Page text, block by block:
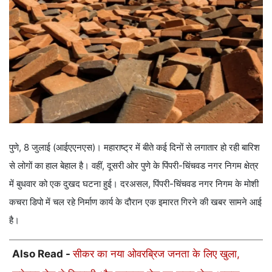
पुणे, 8 जुलाई (आईएएनएस)। महाराष्ट्र में बीते कई दिनों से लगातार हो रही बारिश
से लोगों का हाल बेहाल है। वहीं, दूसरी ओर पुणे के पिंपरी-चिंचवड नगर निगम क्षेत्र
में बुधवार को एक दुखद घटना हुई। दरअसल, पिंपरी-चिंचवड नगर निगम के मोशी
कचरा डिपो में चल रहे निर्माण कार्य के दौरान एक इमारत गिरने की खबर सामने आई
है।
Also Read -सीकर का नया ओवरब्रिज जनता के लिए खुला,